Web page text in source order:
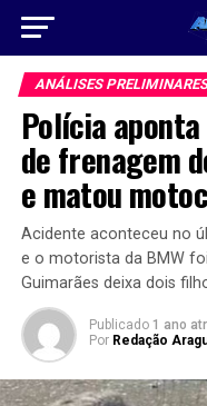
ANÁLISES
Polícia
de frenagem
e matou
Acidente aconteceu no
e o motorista da BMW
Guimarães deixa dois
Publicado 1 ano
Por Redação